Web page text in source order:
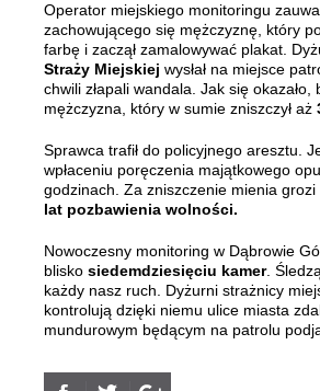
Operator miejskiego monitoringu
zachowującego się mężczyznę, który
farbę i zaczął zamalowywać plakat.
Straży Miejskiej wysłał na miejsce
chwili złapali wandala. Jak się okazało,
mężczyzna, który w sumie zniszczył aż
Sprawca trafił do policyjnego aresztu.
wpłaceniu poręczenia majątkowego
godzinach. Za zniszczenie mienia
lat pozbawienia wolności.
Nowoczesny monitoring w Dąbrowie
blisko siedemdziesięciu kamer.
każdy nasz ruch. Dyżurni strażnicy
kontrolują dzięki niemu ulice miasta
mundurowym będącym na patrolu